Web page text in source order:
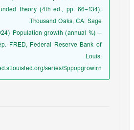
theory (4th ed., pp. 66–134).
Thousand Oaks, CA: Sage.
Population growth (annual %) –
FRED, Federal Reserve Bank of
Louis.
series/Sppopgrowirn.